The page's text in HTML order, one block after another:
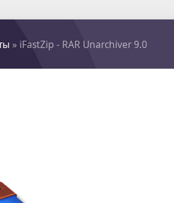
» iFastZip - RAR Unarchiver 9.0